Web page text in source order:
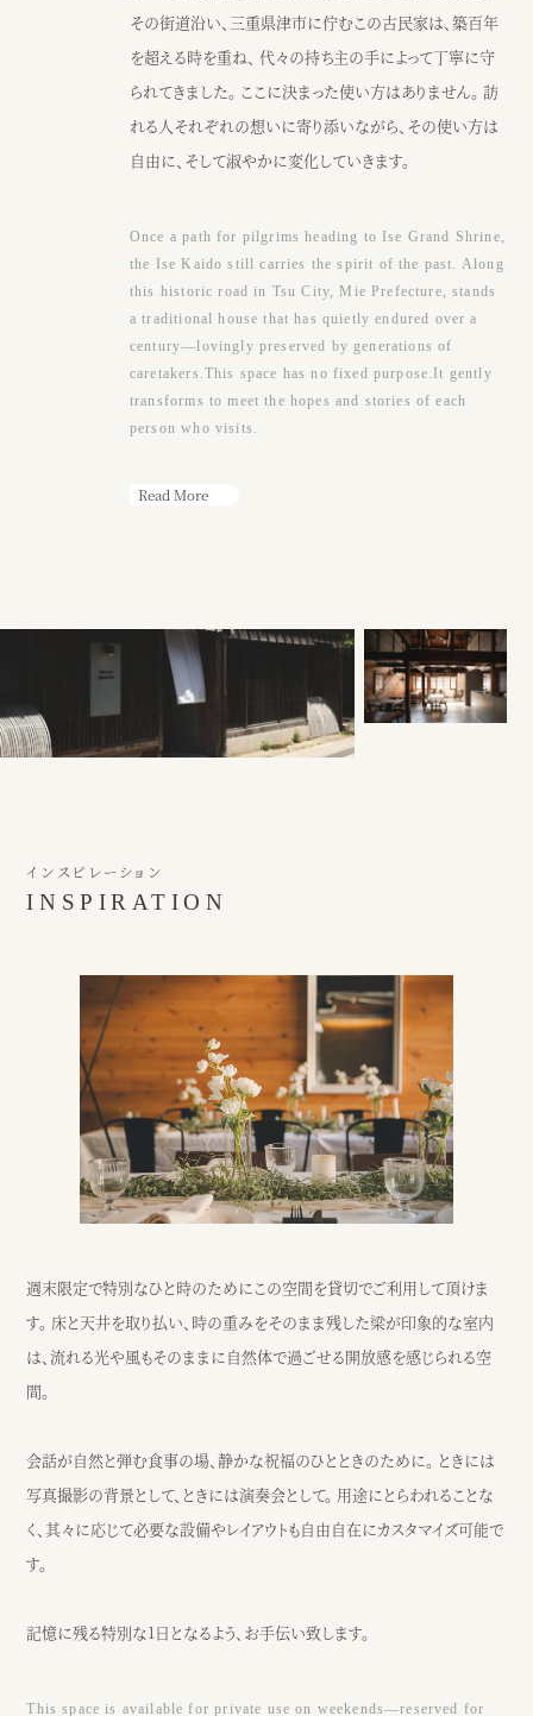
JR阿漕駅から徒歩15分、三交バスエンマ堂前から徒歩3分、津駅から車
（カフェ）月〜土・祝日 ： 9：00〜17：00
※日曜または17時以降、ウェディング貸切
その街道沿い、三重県津市に佇むこの古民家は、築百年
を超える時を重ね、 代々の持ち主の手によって丁寧に守
られてきました。 ここに決まった使い方はありません。 訪
れる人それぞれの想いに寄り添いながら、その使い方は
自由に、そして淑やかに変化していきます。
Once a path for pilgrims heading to Ise Grand Shrine,
the Ise Kaido still carries the spirit of the past. Along
this historic road in Tsu City, Mie Prefecture, stands
a traditional house that has quietly endured over a
century—lovingly preserved by generations of
caretakers.This space has no fixed purpose.It gently
transforms to meet the hopes and stories of each
person who visits.
Read More
インスピレーション
INSPIRATION
週末限定で特別なひと時のためにこの空間を貸切でご利用して頂けま
す。 床と天井を取り払い、時の重みをそのまま残した梁が印象的な室内
は、流れる光や風もそのままに自然体で過ごせる開放感を感じられる空
間。
会話が自然と弾む食事の場、静かな祝福のひとときのために。 ときには
写真撮影の背景として、ときには演奏会として。 用途にとらわれることな
く、其々に応じて必要な設備やレイアウトも自由自在にカスタマイズ可能で
す。
記憶に残る特別な1日となるよう、お手伝い致します。
This space is available for private use on weekends—reserved for